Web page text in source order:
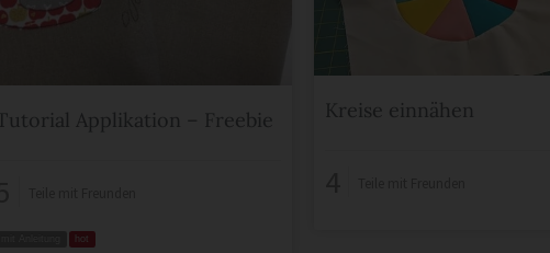
Tutorial Applikation – Freebie
hot
Kreise einnähen